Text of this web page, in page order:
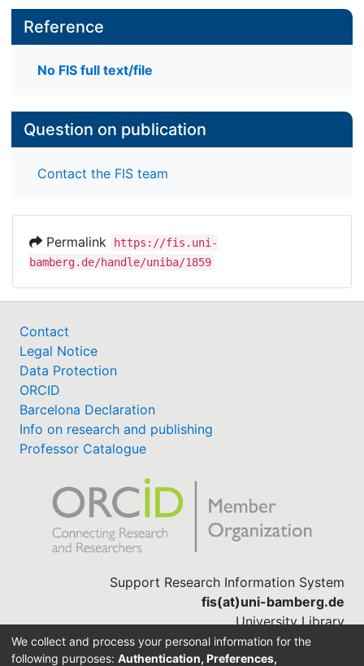
Reference
No FIS full text/file
Question on publication
Contact the FIS team
Permalink
https://fis.uni-
bamberg.de/handle/uniba/1859
Contact
Legal Notice
Data Protection
ORCID
Barcelona Declaration
Info on research and publishing
Professor Catalogue
Support Research Information System
fis(at)uni-bamberg.de
University Library
(0951) 863-1568
We collect and process your personal information for the
following purposes: Authentication, Preferences,